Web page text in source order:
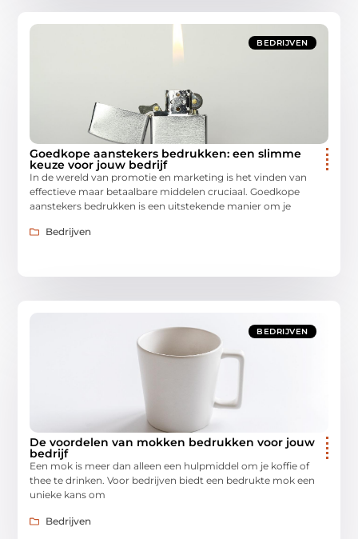
BEDRIJVEN
Goedkope aanstekers bedrukken: een slimme
keuze voor jouw bedrijf
In de wereld van promotie en marketing is het vinden van
effectieve maar betaalbare middelen cruciaal. Goedkope
aanstekers bedrukken is een uitstekende manier om je
Bedrijven
BEDRIJVEN
De voordelen van mokken bedrukken voor jouw
bedrijf
Een mok is meer dan alleen een hulpmiddel om je koffie of
thee te drinken. Voor bedrijven biedt een bedrukte mok een
unieke kans om
Bedrijven